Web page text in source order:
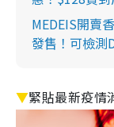
MEDEIS開賣
發售！可檢
▼緊貼最新疫情